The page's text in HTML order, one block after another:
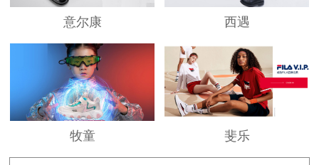
品，配饰及礼品系列。由于品牌家族成员代代爱
马术和扬帆出海等活动，所以，不难发现品牌的
衣饰设计，都包含不少运动元素。
品牌现状
意尔康 西遇
牧童 斐乐